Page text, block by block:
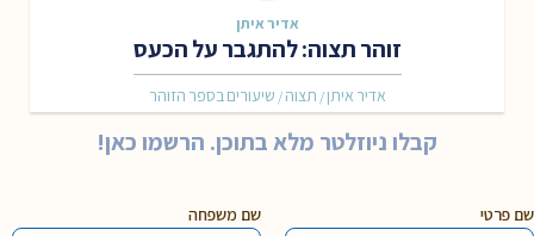
אדיר איתן
זוהר תצוה: להתגבר על הכעס
שיעורים בספר הזוהר / תצוה /אדיר איתן
קבלו ניוזלטר מלא בתוכן. הרשמו כאן!
שם פרטי שם משפחה